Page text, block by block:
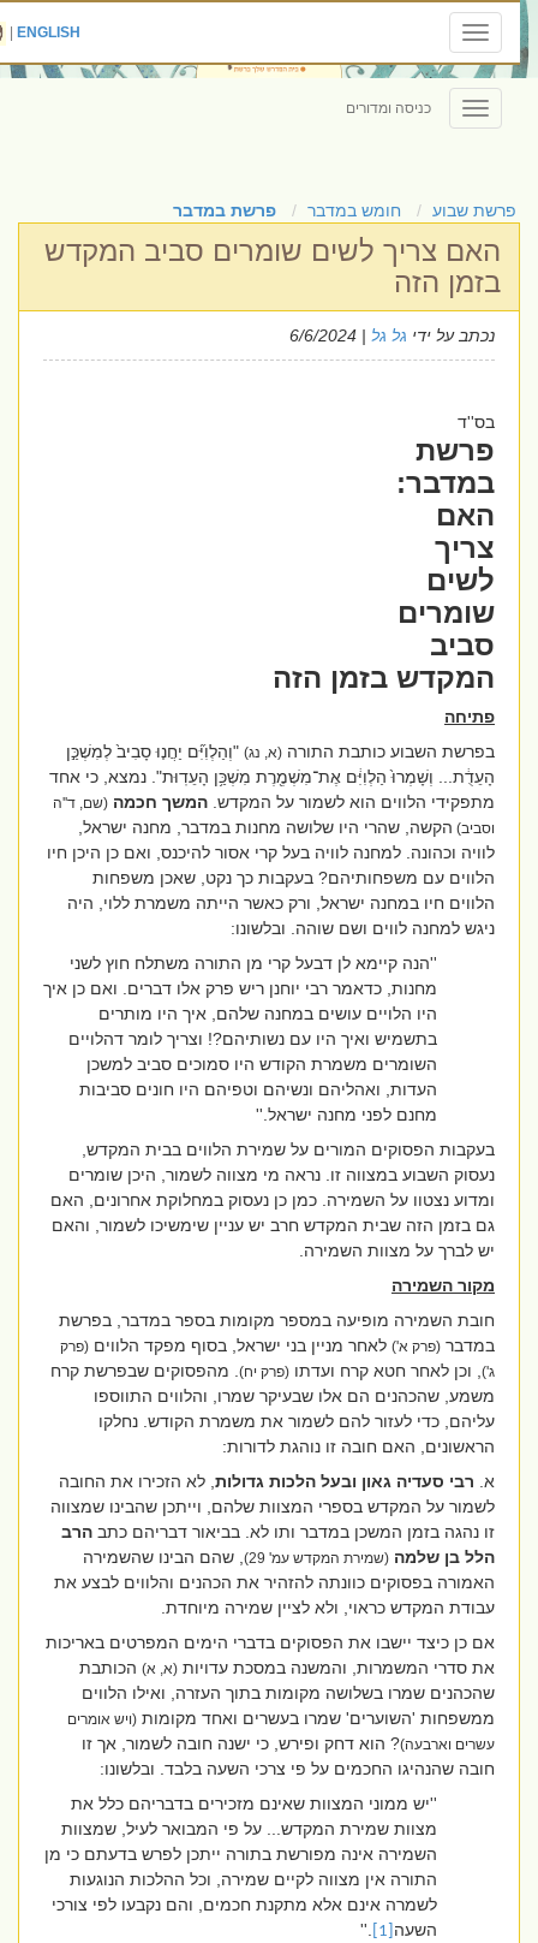
Toggle
navigation
ENGLISH
|
Toggle
navigation
כניסה ומדורים
פרשת שבוע חומש במדבר פרשת במדבר
האם צריך לשים שומרים סביב המקדש
בזמן הזה
נכתב על ידיגל גל | 6/6/2024
בס''ד
פרשת
במדבר:
האם
צריך
לשים
שומרים
סביב
המקדש בזמן הזה
פתיחה
בפרשת השבוע כותבת התורה(א, נג) "וְהַלְוִיִּ֞ם יַחֲנ֤וּ סָבִיב֙ לְמִשְׁכַּ֣ן
הָעֵדֻ֔ת... וְשָׁמְרוּ֙ הַלְוִיִּ֔ם אֶת־מִשְׁמֶ֖רֶת מִשְׁכַּ֥ן הָעֵדֽוּת". נמצא, כי אחד
מתפקידי הלווים הוא לשמור על המקדש.המשך חכמה (שם, ד''ה
וסביב)הקשה, שהרי היו שלושה מחנות במדבר, מחנה ישראל,
לוויה וכהונה. למחנה לוויה בעל קרי אסור להיכנס, ואם כן היכן חיו
הלווים עם משפחותיהם? בעקבות כך נקט, שאכן משפחות
הלווים חיו במחנה ישראל, ורק כאשר הייתה משמרת ללוי, היה
ניגש למחנה לווים ושם שוהה. ובלשונו:
''הנה קיימא לן דבעל קרי מן התורה משתלח חוץ לשני
מחנות, כדאמר רבי יוחנן ריש פרק אלו דברים. ואם כן איך
היו הלויים עושים במחנה שלהם, איך היו מותרים
בתשמיש ואיך היו עם נשותיהם?! וצריך לומר דהלויים
השומרים משמרת הקודש היו סמוכים סביב למשכן
העדות, ואהליהם ונשיהם וטפיהם היו חונים סביבות
מחנם לפני מחנה ישראל.''
בעקבות הפסוקים המורים על שמירת הלווים בבית המקדש,
נעסוק השבוע במצווה זו. נראה מי מצווה לשמור, היכן שומרים
ומדוע נצטוו על השמירה. כמן כן נעסוק במחלוקת אחרונים, האם
גם בזמן הזה שבית המקדש חרב יש עניין שימשיכו לשמור, והאם
יש לברך על מצוות השמירה.
מקור השמירה
חובת השמירה מופיעה במספר מקומות בספר במדבר, בפרשת
במדבר(פרק א') לאחר מניין בני ישראל, בסוף מפקד הלווים(פרק
, וכן לאחר חטא קרח ועדתו(פרק יח) . מהפסוקים שבפרשת קרח
משמע, שהכהנים הם אלו שבעיקר שמרו, והלווים התווספו
עליהם, כדי לעזור להם לשמור את משמרת הקודש. נחלקו
הראשונים, האם חובה זו נוהגת לדורות:
א.רבי סעדיה גאון ובעל הלכות גדולות, לא הזכירו את החובה
לשמור על המקדש בספרי המצוות שלהם, וייתכן שהבינו שמצווה
זו נהגה בזמן המשכן במדבר ותו לא. בביאור דבריהם כתבהרב
הלל בן שלמה (שמירת המקדש עמ' 29)
, שהם הבינו שהשמירה
האמורה בפסוקים כוונתה להזהיר את הכהנים והלווים לבצע את
עבודת המקדש כראוי, ולא לציין שמירה מיוחדת.
אם כן כיצד יישבו את הפסוקים בדברי הימים המפרטים באריכות
את סדרי המשמרות, והמשנה במסכת עדויות(א, א) הכותבת
שהכהנים שמרו בשלושה מקומות בתוך העזרה, ואילו הלווים
ממשפחות 'השוערים' שמרו בעשרים ואחד מקומות(ויש אומרים
עשרים וארבעה)? הוא דחק ופירש, כי ישנה חובה לשמור, אך זו
חובה שהנהיגו החכמים על פי צרכי השעה בלבד. ובלשונו:
''יש ממוני המצוות שאינם מזכירים בדבריהם כלל את
מצוות שמירת המקדש... על פי המבואר לעיל, שמצוות
השמירה אינה מפורשת בתורה ייתכן לפרש בדעתם כי מן
התורה אין מצווה לקיים שמירה, וכל ההלכות הנוגעות
לשמרה אינם אלא מתקנת חכמים, והם נקבעו לפי צורכי
השעה[1]
.''